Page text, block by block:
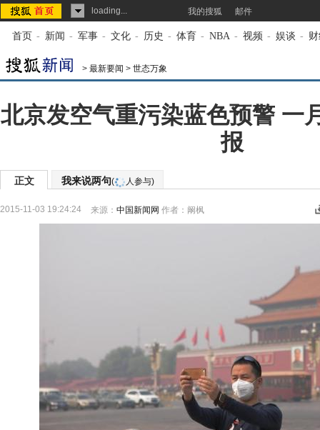
loading... 我的搜狐 邮件
首页 - 新闻 - 军事 - 文化 - 历史 - 体育 - NBA - 视频 - 娱谈 -
> 最新要闻 > 世态万象
北京发空气重污染蓝色预警 一
报
正文 我来说两句( 人参与)
2015-11-03 19:24:24 来源： 中国新闻网 作者：阚枫